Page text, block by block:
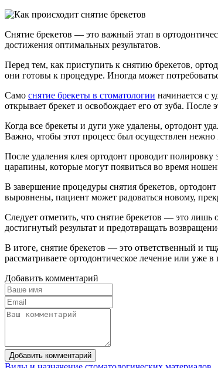
Снятие брекетов — это важный этап в
достижения оптимальных результатов.
Перед тем, как приступить к снятию брекетов,
они готовы к процедуре. Иногда может
Само снятие брекеты в стоматологии начинается с
открывает брекет и освобождает его от зуба.
Когда все брекеты и дуги уже удалены, ортодонт
Важно, чтобы этот процесс был осуществлен нежно
После удаления клея ортодонт проводит
царапины, которые могут появиться во время
В завершение процедуры снятия брекетов,
выровнены, пациент может радоваться новому,
Следует отметить, что снятие брекетов — это лишь
достигнутый результат и предотвращать
В итоге, снятие брекетов — это ответственный и
рассматриваете ортодонтическое лечение или
Добавить комментарий
Добавить комментарий